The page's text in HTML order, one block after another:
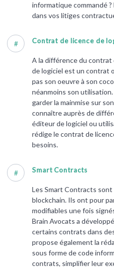
informatique commandé
dans vos litiges
# Contrat de licence de
A la différence du contrat
de logiciel est un contrat
pas son oeuvre à son
néanmoins son
garder la mainmise sur
connaître auprès de
éditeur de logiciel ou
rédige le contrat de
besoins.
# Smart Contracts
Les Smart Contracts
blockchain. Ils ont pour
modifiables une fois
Brain Avocats a
certains contrats dans
propose également la
sous forme de code
contrats, simplifier leur